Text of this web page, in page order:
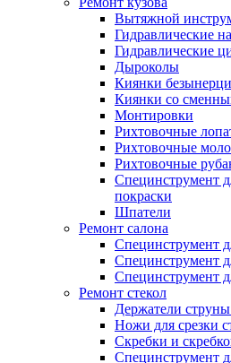
Вытяжной
Гидравлические
Гидравлические
Дыроколы
Киянки
Киянки со
Монтировки
Рихтовочные
Рихтовочные
Рихтовочные
Специнструмент
покраски
Шпатели
Ремонт салона
Специнструмент
Специнструмент
Специнструмент
Ремонт стекол
Держатели струны
Ножи для срезки
Скребки и
Специнструмент